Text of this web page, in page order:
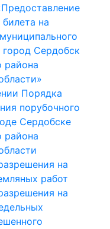
на
город Сердобск
района
Порядка
порубочного
Сердобске
района
на
работ
на